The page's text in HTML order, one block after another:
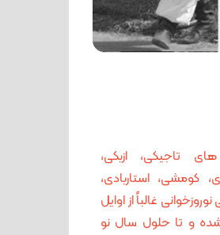
تاجیکی، ازبکی،
کومشی، استاربادی،
غالباً از اوایل
و تا حلول سال نو